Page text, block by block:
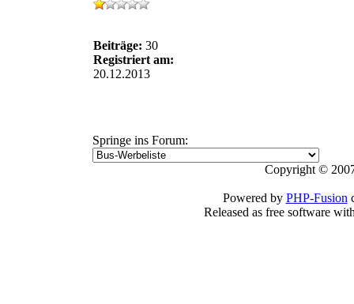
Beiträge: 30
Registriert am:
20.12.2013
Springe ins Forum:
Copyright ©
Powered by PHP-Fusion
Released as free software